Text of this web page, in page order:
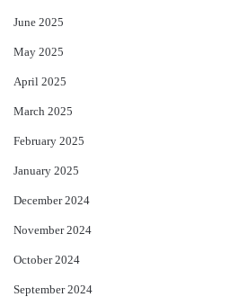
June 2025
May 2025
April 2025
March 2025
February 2025
January 2025
December 2024
November 2024
October 2024
September 2024